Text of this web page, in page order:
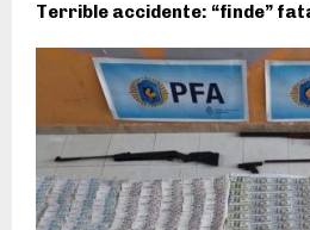
Terrible accidente: “finde”